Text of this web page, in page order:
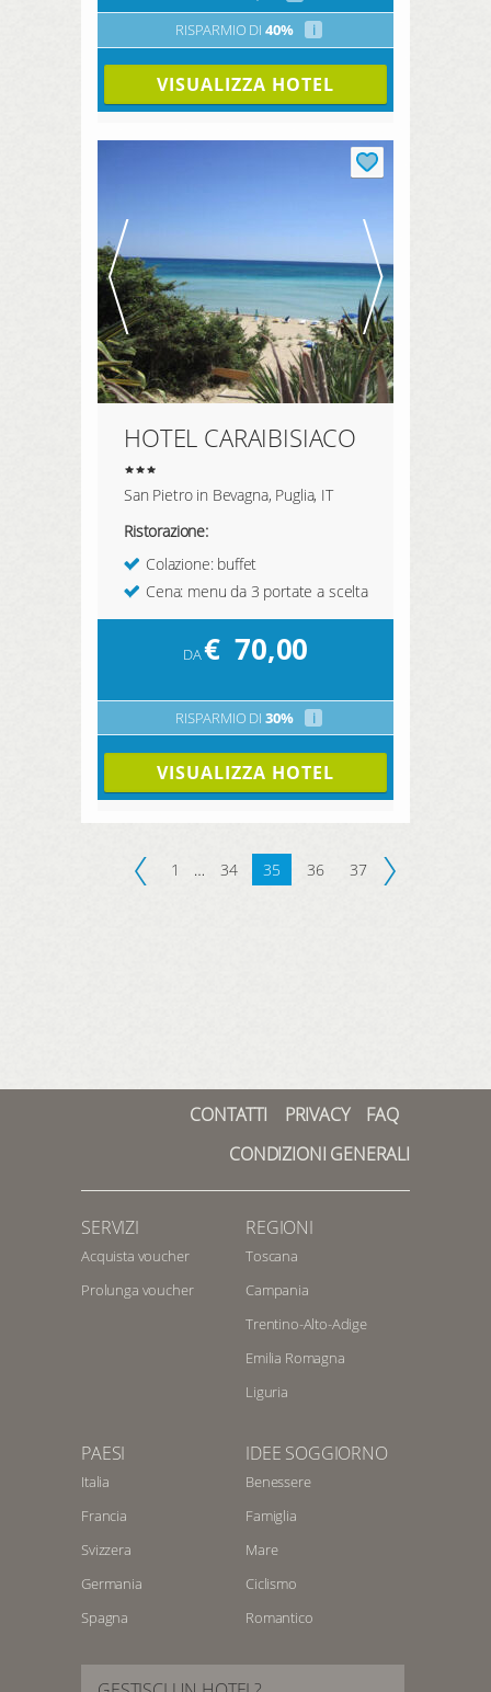
RISPARMIO DI 40% i
VISUALIZZA HOTEL
HOTEL CARAIBISIACO
San Pietro in Bevagna, Puglia, IT
Ristorazione:
Colazione: buffet
Cena: menu da 3 portate a scelta
DA€ 70,00
RISPARMIO DI 30% i
VISUALIZZA HOTEL
1 … 34 35 36 37
CONTATTI PRIVACY
FAQ
CONDIZIONI GENERALI
SERVIZI
Acquista voucher
Prolunga voucher
REGIONI
Toscana
Campania
Trentino-Alto-Adige
Emilia Romagna
Liguria
PAESI
Italia
Francia
Svizzera
Germania
Spagna
IDEE SOGGIORNO
Benessere
Famiglia
Mare
Ciclismo
Romantico